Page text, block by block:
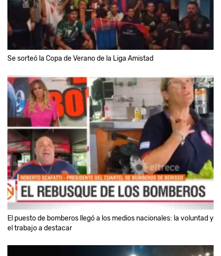
Se sorteó la Copa de Verano de la Liga Amistad
El puesto de bomberos llegó a los medios nacionales: la voluntad y
el trabajo a destacar